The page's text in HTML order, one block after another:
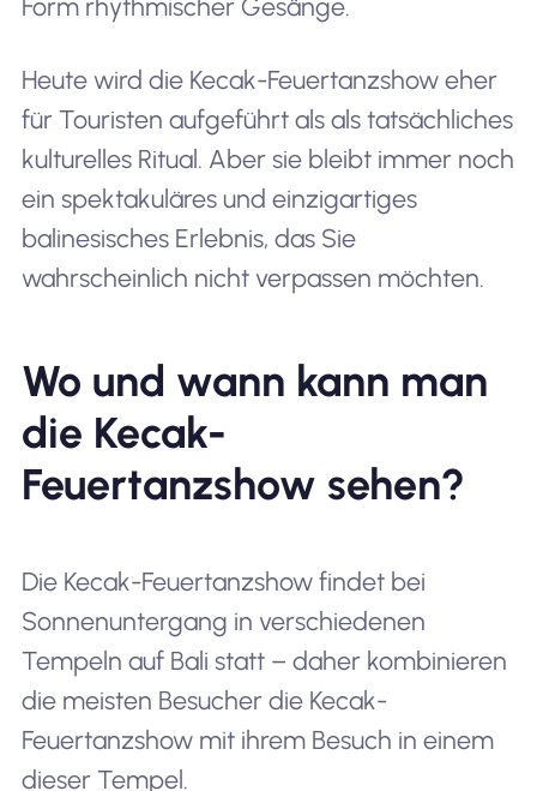
Form rhythmischer Gesänge.
Heute wird die Kecak-Feuertanzshow eher
für Touristen aufgeführt als als tatsächliches
kulturelles Ritual. Aber sie bleibt immer noch
ein spektakuläres und einzigartiges
balinesisches Erlebnis, das Sie
wahrscheinlich nicht verpassen möchten.
Wo und wann kann man
die Kecak-
Feuertanzshow sehen?
Die Kecak-Feuertanzshow findet bei
Sonnenuntergang in verschiedenen
Tempeln auf Bali statt – daher kombinieren
die meisten Besucher die Kecak-
Feuertanzshow mit ihrem Besuch in einem
dieser Tempel.